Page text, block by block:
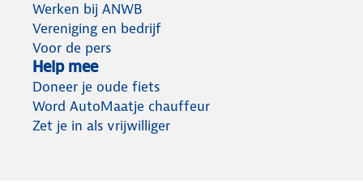
Werken bij ANWB
Vereniging en bedrijf
Voor de pers
Help mee
Doneer je oude fiets
Word AutoMaatje chauffeur
Zet je in als vrijwilliger